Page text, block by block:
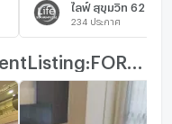
ไลฟ์ สุขุมวิท 62
234 ประกาศ